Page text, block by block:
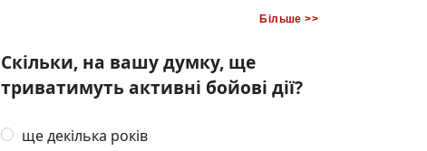
Більше >>
Скільки, на вашу думку, ще
триватимуть активні бойові дії?
ще декілька років